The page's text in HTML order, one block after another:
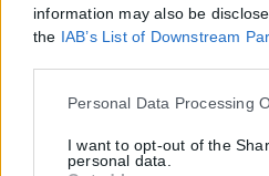
information may also be
the IAB’s List of Downstream
Please note that this website/
but not limited to your visit or
click to grant or deny consent
Personal Data Processing
I want to opt-out of the
personal data.